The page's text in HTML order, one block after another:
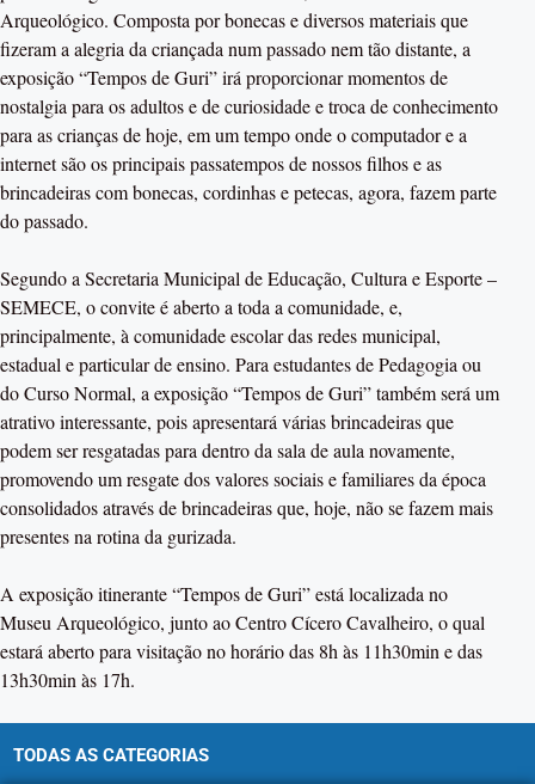
Arqueológico. Composta por bonecas e diversos materiais que
fizeram a alegria da criançada num passado nem tão distante, a
exposição “Tempos de Guri” irá proporcionar momentos de
nostalgia para os adultos e de curiosidade e troca de conhecimento
para as crianças de hoje, em um tempo onde o computador e a
internet são os principais passatempos de nossos filhos e as
brincadeiras com bonecas, cordinhas e petecas, agora, fazem parte
do passado.
Segundo a Secretaria Municipal de Educação, Cultura e Esporte –
SEMECE, o convite é aberto a toda a comunidade, e,
principalmente, à comunidade escolar das redes municipal,
estadual e particular de ensino. Para estudantes de Pedagogia ou
do Curso Normal, a exposição “Tempos de Guri” também será um
atrativo interessante, pois apresentará várias brincadeiras que
podem ser resgatadas para dentro da sala de aula novamente,
promovendo um resgate dos valores sociais e familiares da época
consolidados através de brincadeiras que, hoje, não se fazem mais
presentes na rotina da gurizada.
A exposição itinerante “Tempos de Guri” está localizada no
Museu Arqueológico, junto ao Centro Cícero Cavalheiro, o qual
estará aberto para visitação no horário das 8h às 11h30min e das
13h30min às 17h.
TODAS AS CATEGORIAS